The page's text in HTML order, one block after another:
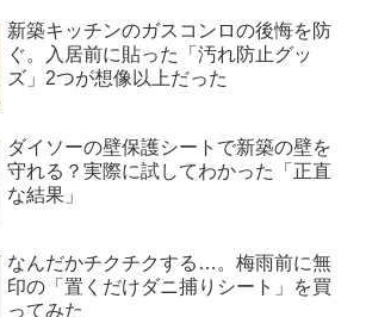
新築キッチンのガスコンロの後悔を防
ぐ。入居前に貼った「汚れ防止グッ
ズ」2つが想像以上だった
ダイソーの壁保護シートで新築の壁を
守れる？実際に試してわかった「正直
な結果」
なんだかチクチクする…。梅雨前に無
印の「置くだけダニ捕りシート」を買
ってみた